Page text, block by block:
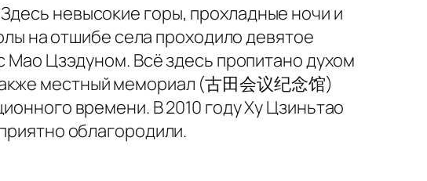
невысокие горы, прохладные ночи и
на отшибе села проходило девятое
Мао Цзэдуном. Всё здесь пропитано духом
местный мемориал (古田会议纪念馆)
времени. В 2010 году Ху Цзиньтао
облагородили.